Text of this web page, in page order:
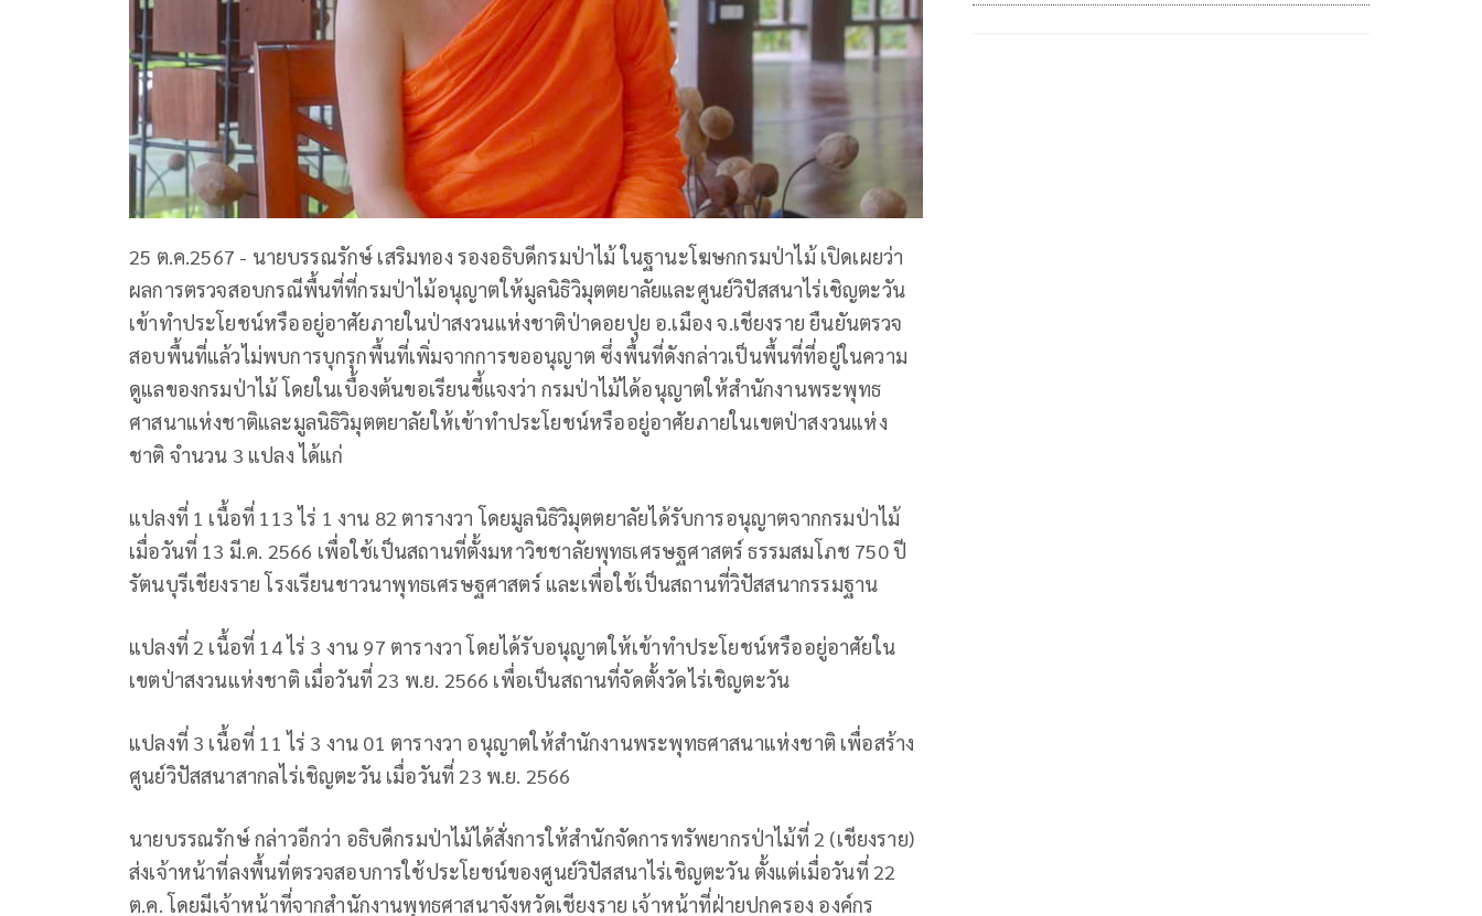
25 ต.ค.2567 - นายบรรณรักษ์ เสริมทอง รองอธิบดีกรมป่าไม้ ในฐานะโฆษกกรมป่าไม้ เปิดเผยว่า
ผลการตรวจสอบกรณีพื้นที่ที่กรมป่าไม้อนุญาตให้มูลนิธิวิมุตตยาลัยและศูนย์วิปัสสนาไร่เชิญตะวัน
เข้าทำประโยชน์หรืออยู่อาศัยภายในป่าสงวนแห่งชาติป่าดอยปุย อ.เมือง จ.เชียงราย ยืนยันตรวจ
สอบพื้นที่แล้วไม่พบการบุกรุกพื้นที่เพิ่มจากการขออนุญาต ซึ่งพื้นที่ดังกล่าวเป็นพื้นที่ที่อยู่ในความ
ดูแลของกรมป่าไม้ โดยในเบื้องต้นขอเรียนชี้แจงว่า กรมป่าไม้ได้อนุญาตให้สำนักงานพระพุทธ
ศาสนาแห่งชาติและมูลนิธิวิมุตตยาลัยให้เข้าทำประโยชน์หรืออยู่อาศัยภายในเขตป่าสงวนแห่ง
ชาติ จำนวน 3 แปลง ได้แก่
แปลงที่ 1 เนื้อที่ 113 ไร่ 1 งาน 82 ตารางวา โดยมูลนิธิวิมุตตยาลัยได้รับการอนุญาตจากกรมป่าไม้
เมื่อวันที่ 13 มี.ค. 2566 เพื่อใช้เป็นสถานที่ตั้งมหาวิชชาลัยพุทธเศรษฐศาสตร์ ธรรมสมโภช 750 ปี
รัตนบุรีเชียงราย โรงเรียนชาวนาพุทธเศรษฐศาสตร์ และเพื่อใช้เป็นสถานที่วิปัสสนากรรมฐาน
แปลงที่ 2 เนื้อที่ 14 ไร่ 3 งาน 97 ตารางวา โดยได้รับอนุญาตให้เข้าทำประโยชน์หรืออยู่อาศัยใน
เขตป่าสงวนแห่งชาติ เมื่อวันที่ 23 พ.ย. 2566 เพื่อเป็นสถานที่จัดตั้งวัดไร่เชิญตะวัน
แปลงที่ 3 เนื้อที่ 11 ไร่ 3 งาน 01 ตารางวา อนุญาตให้สำนักงานพระพุทธศาสนาแห่งชาติ เพื่อสร้าง
ศูนย์วิปัสสนาสากลไร่เชิญตะวัน เมื่อวันที่ 23 พ.ย. 2566
นายบรรณรักษ์ กล่าวอีกว่า อธิบดีกรมป่าไม้ได้สั่งการให้สำนักจัดการทรัพยากรป่าไม้ที่ 2 (เชียงราย)
ส่งเจ้าหน้าที่ลงพื้นที่ตรวจสอบการใช้ประโยชน์ของศูนย์วิปัสสนาไร่เชิญตะวัน ตั้งแต่เมื่อวันที่ 22
ต.ค. โดยมีเจ้าหน้าที่จากสำนักงานพุทธศาสนาจังหวัดเชียงราย เจ้าหน้าที่ฝ่ายปกครอง องค์กร